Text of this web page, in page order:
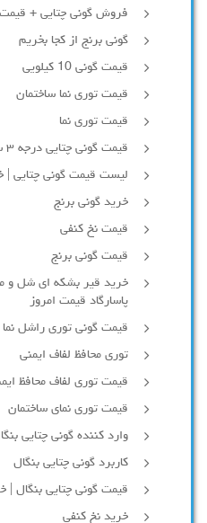
فروش گونی چتایی + قیمت
گونی برنج از کجا بخریم
قیمت گونی 10 کیلویی
قیمت توری نما ساختمان
قیمت توری نما
قیمت گونی چتایی درجه ۳ سه | خرید امروز
لیست قیمت گونی چتایی | خرید
خرید گونی برنج
قیمت نخ کنفی
قیمت گونی برنج
خرید قیر بشکه ای شل و
پاسارگاد قیمت امروز
قیمت گونی توری راشل نما
توری محافظ لفاف ایمنی
قیمت توری لفاف محافظ
قیمت توری نمای ساختمان
وارد کننده گونی چتایی
کاربرد گونی چتایی بنگال
قیمت گونی چتایی بنگال |
خرید نخ کنفی